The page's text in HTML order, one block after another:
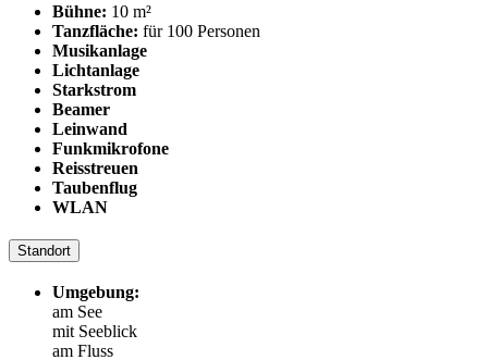
Bühne: 10 m²
Tanzfläche: für 100 Personen
Musikanlage
Lichtanlage
Starkstrom
Beamer
Leinwand
Funkmikrofone
Reisstreuen
Taubenflug
WLAN
Standort
Umgebung:
am See
mit Seeblick
am Fluss